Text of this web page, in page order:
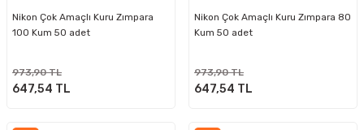
Nikon Çok Amaçlı Kuru Zımpara
100 Kum 50 adet
973,90 TL
647,54 TL
Nikon Çok Amaçlı Kuru Zımpara 80
Kum 50 adet
973,90 TL
647,54 TL